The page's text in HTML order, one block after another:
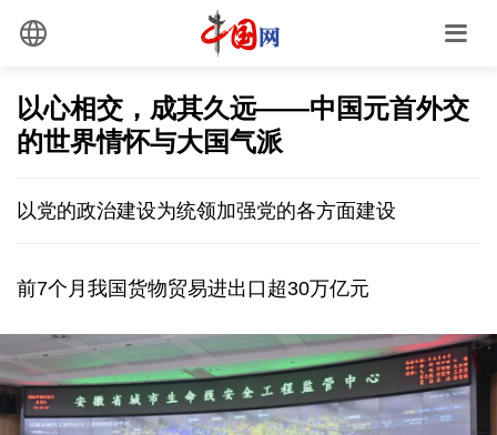
以心相交，成其久远——中国元首外交
的世界情怀与大国气派
以党的政治建设为统领加强党的各方面建设
前7个月我国货物贸易进出口超30万亿元